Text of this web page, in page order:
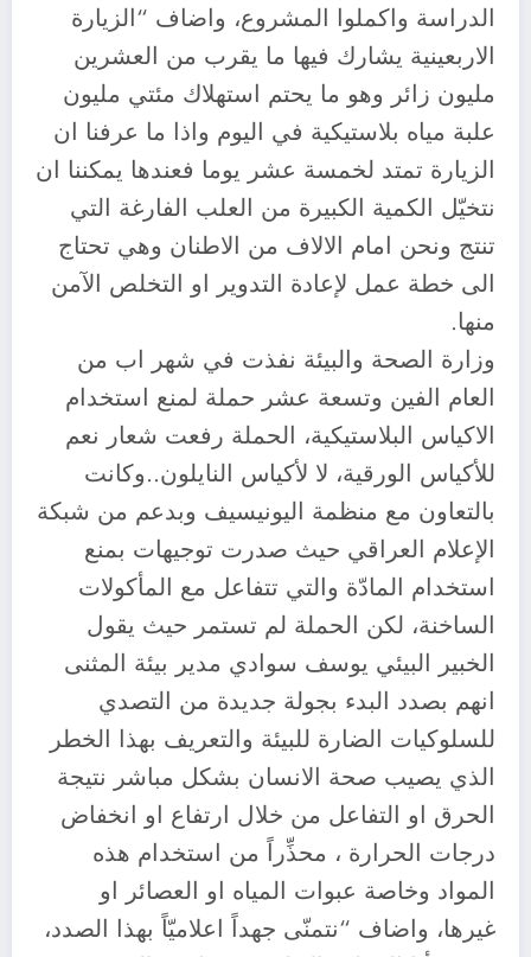
الدراسة واكملوا المشروع، واضاف “الزيارة
الاربعينية يشارك فيها ما يقرب من العشرين
مليون زائر وهو ما يحتم استهلاك مئتي مليون
علبة مياه بلاستيكية في اليوم واذا ما عرفنا ان
الزيارة تمتد لخمسة عشر يوما فعندها يمكننا ان
نتخيّل الكمية الكبيرة من العلب الفارغة التي
تنتج ونحن امام الالاف من الاطنان وهي تحتاج
الى خطة عمل لإعادة التدوير او التخلص الآمن
منها.
وزارة الصحة والبيئة نفذت في شهر اب من
العام الفين وتسعة عشر حملة لمنع استخدام
الاكياس البلاستيكية، الحملة رفعت شعار نعم
للأكياس الورقية، لا لأكياس النايلون..وكانت
بالتعاون مع منظمة اليونيسيف وبدعم من شبكة
الإعلام العراقي حيث صدرت توجيهات بمنع
استخدام المادّة والتي تتفاعل مع المأكولات
الساخنة، لكن الحملة لم تستمر حيث يقول
الخبير البيئي يوسف سوادي مدير بيئة المثنى
انهم بصدد البدء بجولة جديدة من التصدي
للسلوكيات الضارة للبيئة والتعريف بهذا الخطر
الذي يصيب صحة الانسان بشكل مباشر نتيجة
الحرق او التفاعل من خلال ارتفاع او انخفاض
درجات الحرارة ، محذِّراً من استخدام هذه
المواد وخاصة عبوات المياه او العصائر او
غيرها، واضاف “نتمنّى جهداً اعلاميّاً بهذا الصدد،